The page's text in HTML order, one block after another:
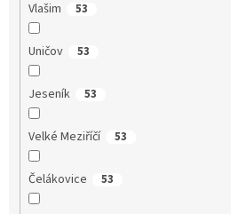
Vlašim 53
Uničov 53
Jeseník 53
Velké Meziříčí 53
Čelákovice 53